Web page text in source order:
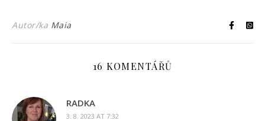
Autor/ka Maia
16 KOMENTÁŘŮ
RADKA
3. 8. 2023 AT 7:32